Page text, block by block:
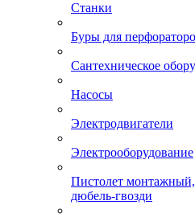
Станки
Буры для
Сантехническое
Насосы
Электродвигатели
Электрооборудование
Пистолет
дюбель-гвозди